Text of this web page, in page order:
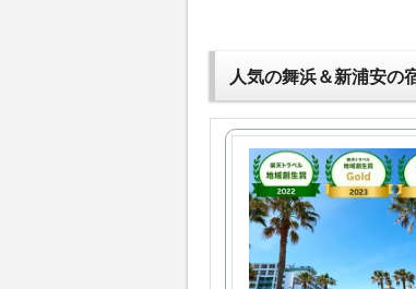
人気の舞浜＆新浦安の